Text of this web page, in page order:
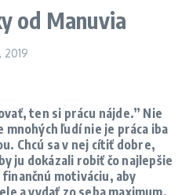
od Manuvia
2019
ten si prácu nájde.” Nie
mnohých ľudí nie je práca iba
Chcú sa v nej cítiť dobre,
ju dokázali robiť čo najlepšie
motiváciu, aby
a vydať zo seba maximum.